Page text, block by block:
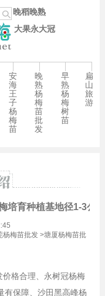
晚稻晚熟
大果永大冠
安
海
王
子
杨
梅
苗
晚
熟
杨
梅
苗
批
发
早
熟
杨
梅
树
苗
扁
山
旅
游
培育种植基地径1-3公分
杨梅苗批发>塘厦杨梅苗批
格合理、永树冠杨梅
有保障、沙田黑高峰杨